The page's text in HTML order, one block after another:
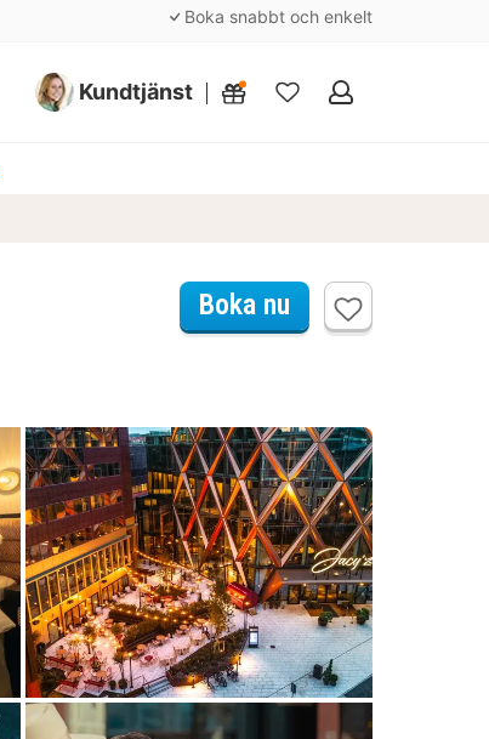
Boka snabbt och enkelt
Kundtjänst
Mina
Boka nu